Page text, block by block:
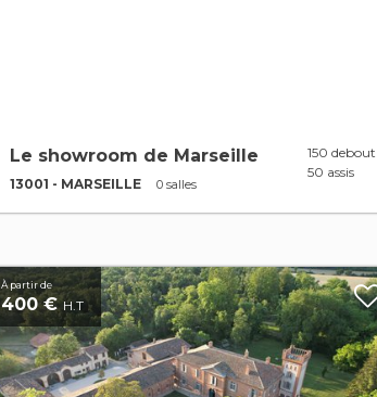
Le showroom de Marseille
13001 - MARSEILLE 0 salles
150 debout
50 assis
À partir de
400 €H.T